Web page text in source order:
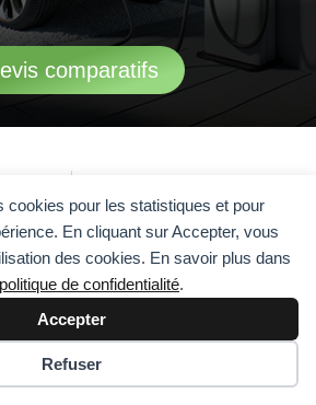
cookies pour les statistiques et pour
En cliquant sur Accepter, vous
des cookies. En savoir plus dans
politique de confidentialité.
Accepter
Refuser
comparatifs
Borne de recharge pour particuliers : un investissement rentable
dans le même sujet